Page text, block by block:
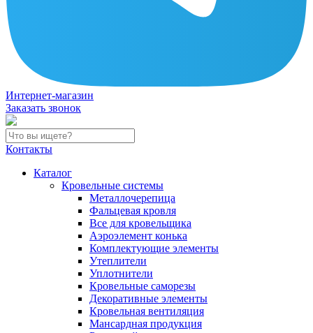
Интернет-магазин
Заказать звонок
Контакты
Каталог
Кровельные системы
Металлочерепица
Фальцевая кровля
Все для кровельщика
Аэроэлемент конька
Комплектующие элементы
Утеплители
Уплотнители
Кровельные саморезы
Декоративные элементы
Кровельная вентиляция
Мансардная продукция